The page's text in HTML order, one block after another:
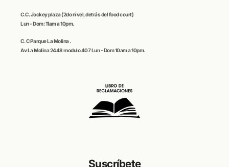
C.C.Jockey plaza (2do nivel, detrás del food court)
Lun - Dom: 11am a 10pm.
C. CParque La Molina.
Av La Molina 2448 modulo 407 Lun - Dom 10am a 10pm.
Suscríbete